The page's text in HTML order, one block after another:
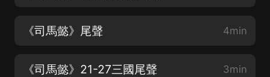
《司馬懿》尾聲 4min
《司馬懿》21-27三國尾聲 3min